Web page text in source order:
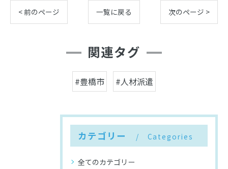
< 前のページ 一覧に戻る 次のページ >
関連タグ
#豊橋市 #人材派遣
カテゴリー Categories
全てのカテゴリー